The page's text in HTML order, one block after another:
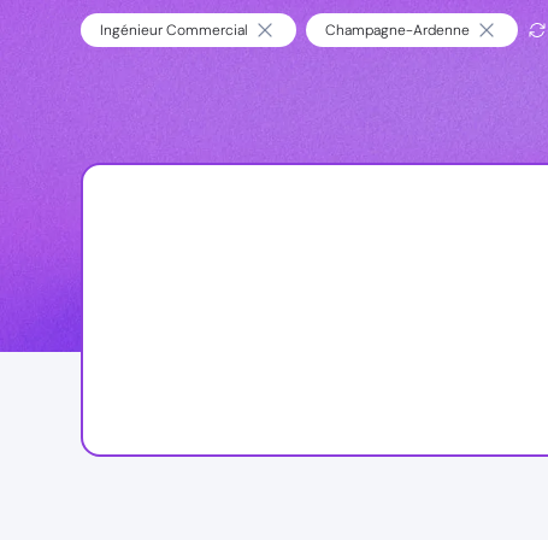
Ingénieur Commercial Champagne-Ardenne